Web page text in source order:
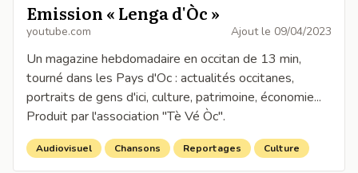
Emission « Lenga d'Òc »
youtube.com Ajout le 09/04/2023
Un magazine hebdomadaire en occitan de 13 min,
tourné dans les Pays d'Oc : actualités occitanes,
portraits de gens d'ici, culture, patrimoine, économie...
Produit par l'association "Tè Vé Òc".
Audiovisuel Chansons Reportages Culture